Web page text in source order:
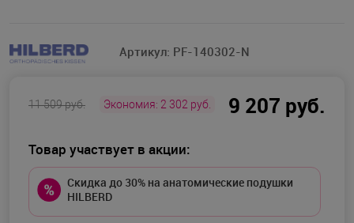
Артикул: PF-140302-N
9 207 руб.
11 509 руб. Экономия: 2 302 руб.
Товар участвует в акции:
Скидка до 30% на анатомические подушки
HILBERD